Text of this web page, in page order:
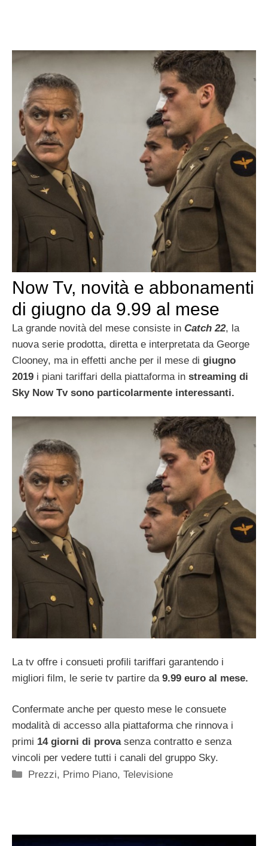
Now Tv, novità e abbonamenti
di giugno da 9.99 al mese
La grande novità del mese consiste in Catch 22, la
nuova serie prodotta, diretta e interpretata da George
Clooney, ma in effetti anche per il mese di giugno
2019 i piani tariffari della piattaforma in streaming di
Sky Now Tv sono particolarmente interessanti.
La tv offre i consueti profili tariffari garantendo i
migliori film, le serie tv partire da 9.99 euro al mese.
Confermate anche per questo mese le consuete
modalità di accesso alla piattaforma che rinnova i
primi 14 giorni di prova senza contratto e senza
vincoli per vedere tutti i canali del gruppo Sky.
Categorie
Prezzi, Primo Piano,Televisione